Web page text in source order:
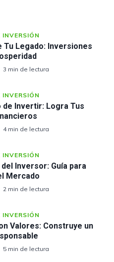
INVERSIÓN
Tu Legado: Inversiones
3 min de lectura
INVERSIÓN
de Invertir: Logra Tus
4 min de lectura
INVERSIÓN
del Inversor: Guía para
Mercado
2 min de lectura
INVERSIÓN
Valores: Construye un
5 min de lectura